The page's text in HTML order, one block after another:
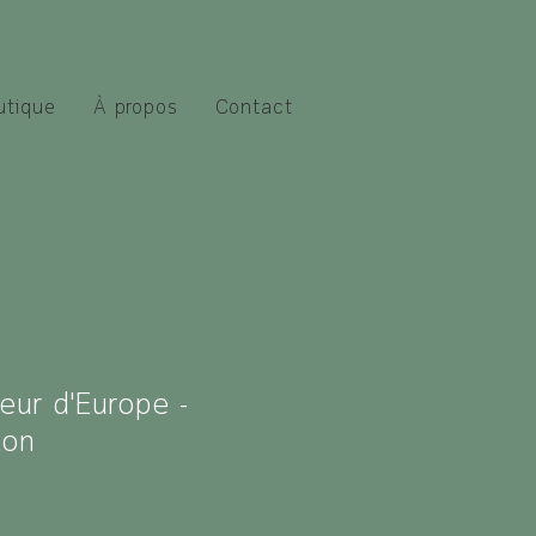
À propos Contact
d'Europe -